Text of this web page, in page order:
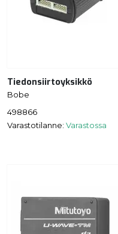
Tiedonsiirtoyksikkö
Bobe
498866
Varastotilanne: Varastossa